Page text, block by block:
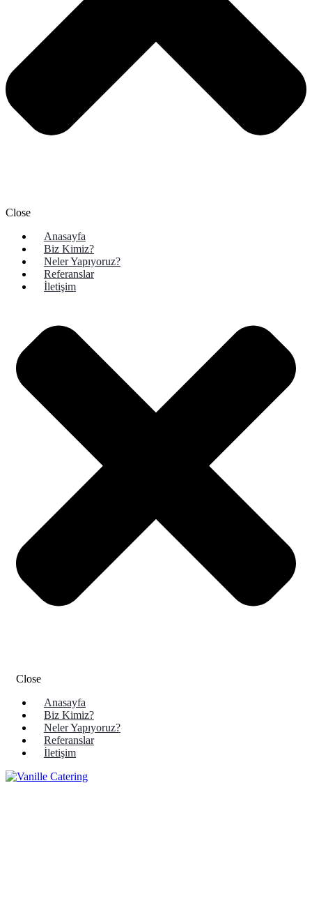
Close
Anasayfa
Biz Kimiz?
Neler Yapıyoruz?
Referanslar
İletişim
Close
Anasayfa
Biz Kimiz?
Neler Yapıyoruz?
Referanslar
İletişim